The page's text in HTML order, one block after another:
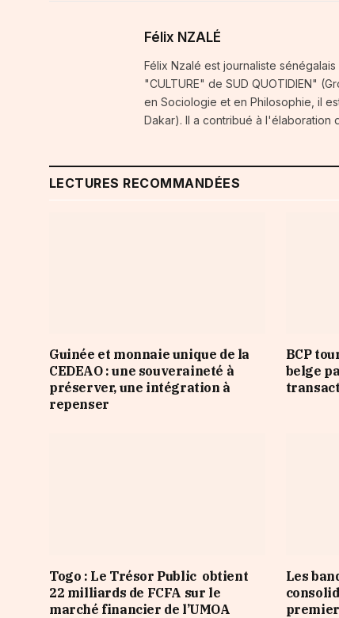
Félix NZALÉ
Félix Nzalé est journaliste
"CULTURE" de SUD QUOTIDIEN"
en Sociologie et en Philosophie, il
Dakar). Il a contribué à l'élaboration
LECTURES RECOMMANDÉES
Guinée et monnaie unique de la
CEDEAO : une souveraineté à
préserver, une intégration à
repenser
BCP
belge
Togo : Le Trésor Public obtient
22 milliards de FCFA sur le
marché financier de l’UMOA
Les